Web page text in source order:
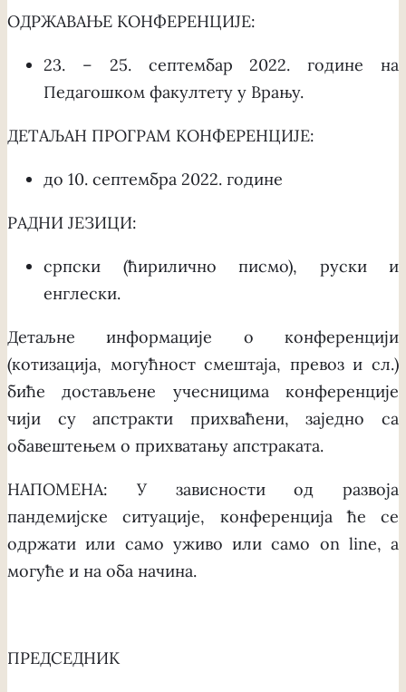
ОДРЖАВАЊЕ КОНФЕРЕНЦИЈЕ:
23. – 25. септембар 2022. године на
Педагошком факултету у Врању.
ДЕТАЉАН ПРОГРАМ КОНФЕРЕНЦИЈЕ:
до 10. септембра 2022. године
РАДНИ ЈЕЗИЦИ:
српски (ћирилично писмо), руски и
енглески.
Детаљне информације о конференцији
(котизација, могућност смештаја, превоз и сл.)
биће достављене учесницима конференције
чији су апстракти прихваћени, заједно са
обавештењем о прихватању апстраката.
НАПОМЕНА: У зависности од развоја
пандемијске ситуације, конференција ће се
одржати или само уживо или само on line, а
могуће и на оба начина.
ПРЕДСЕДНИК